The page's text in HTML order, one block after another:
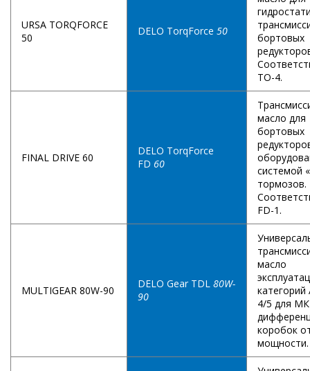
URSA TORQFORCE
50
DELO TorqForce 50
бортовых
TO-4.
FINAL DRIVE 60
DELO TorqForce
FD 60
масло для
бортовых
системой
тормозов.
FD-1.
MULTIGEAR 80W-90
DELO Gear TDL 80W-
90
масло
категорий
4/5 для
коробок
мощности.